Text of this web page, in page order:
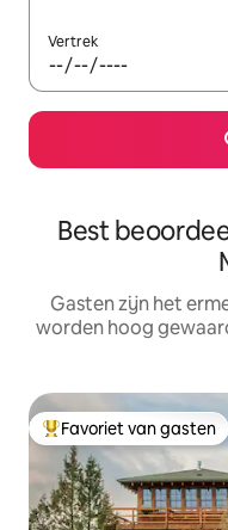
Vertrek
Best
Gasten zijn het
worden hoog
Topfavoriet van gasten
Favoriet van gasten